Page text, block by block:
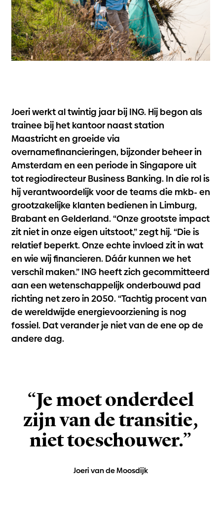
Joeri werkt al twintig jaar bij ING. Hij begon als
trainee bij het kantoor naast station
Maastricht en groeide via
overnamefinancieringen, bijzonder beheer in
Amsterdam en een periode in Singapore uit
tot regiodirecteur Business Banking. In die rol is
hij verantwoordelijk voor de teams die mkb- en
grootzakelijke klanten bedienen in Limburg,
Brabant en Gelderland. “Onze grootste impact
zit niet in onze eigen uitstoot,” zegt hij. “Die is
relatief beperkt. Onze echte invloed zit in wat
en wie wij financieren. Dáár kunnen we het
verschil maken.” ING heeft zich gecommitteerd
aan een wetenschappelijk onderbouwd pad
richting net zero in 2050. “Tachtig procent van
de wereldwijde energievoorziening is nog
fossiel. Dat verander je niet van de ene op de
andere dag.
“Je moet onderdeel
zijn van de transitie,
niet toeschouwer.”
Joeri van de Moosdijk